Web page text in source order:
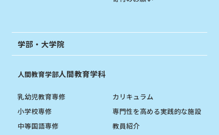
学部・大学院
人間教育学部人間教育学科
乳幼児教育専修
小学校専修
中等国語専修
カリキュラム
専門性を高める実践的な施設
教員紹介